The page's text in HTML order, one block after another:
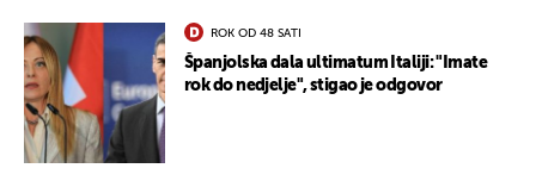
ROK OD 48 SATI
Španjolska dala ultimatum Italiji: "Imate
rok do nedjelje", stigao je odgovor